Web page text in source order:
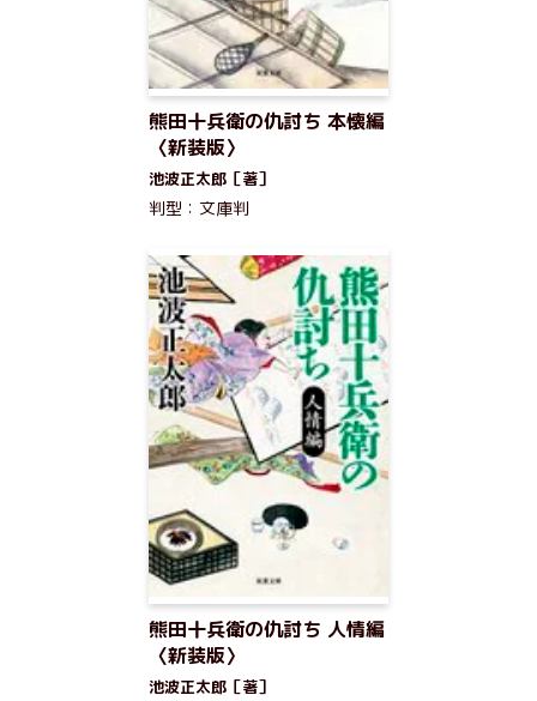
熊田十兵衛の仇討ち 本懐編
〈新装版〉
池波正太郎［著］
判型：文庫判
熊田十兵衛の仇討ち 人情編
〈新装版〉
池波正太郎［著］